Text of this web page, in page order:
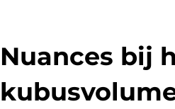
Nuances bij